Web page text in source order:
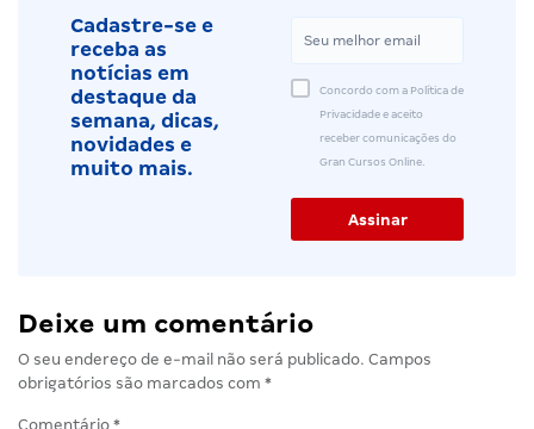
Cadastre-se e
receba as
notícias em
destaque da
semana, dicas,
novidades e
muito mais.
Concordo com a Política de
Privacidade e aceito
receber comunicações do
Gran Cursos Online.
Deixe um comentário
O seu endereço de e-mail não será publicado. Campos
obrigatórios são marcados com *
Comentário *